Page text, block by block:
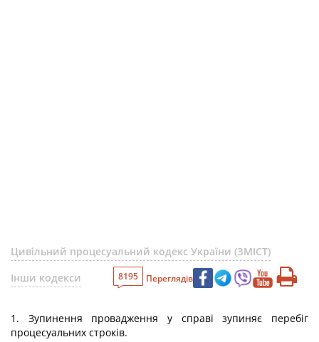
Цивільний процесуальний кодекс України (ЗМІСТ)
Інши кодекси
8195 Переглядів
1. Зупинення провадження у справі зупиняє перебіг
процесуальних строків.